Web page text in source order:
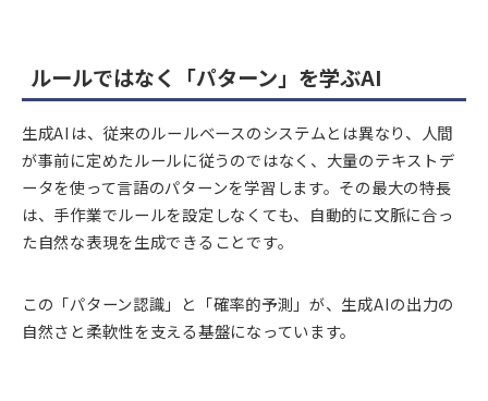
ルールではなく「パターン」を学ぶAI
生成AIは、従来のルールベースのシステムとは異なり、人間
が事前に定めたルールに従うのではなく、大量のテキストデ
ータを使って言語のパターンを学習します。その最大の特長
は、手作業でルールを設定しなくても、自動的に文脈に合っ
た自然な表現を生成できることです。
この「パターン認識」と「確率的予測」が、生成AIの出力の
自然さと柔軟性を支える基盤になっています。